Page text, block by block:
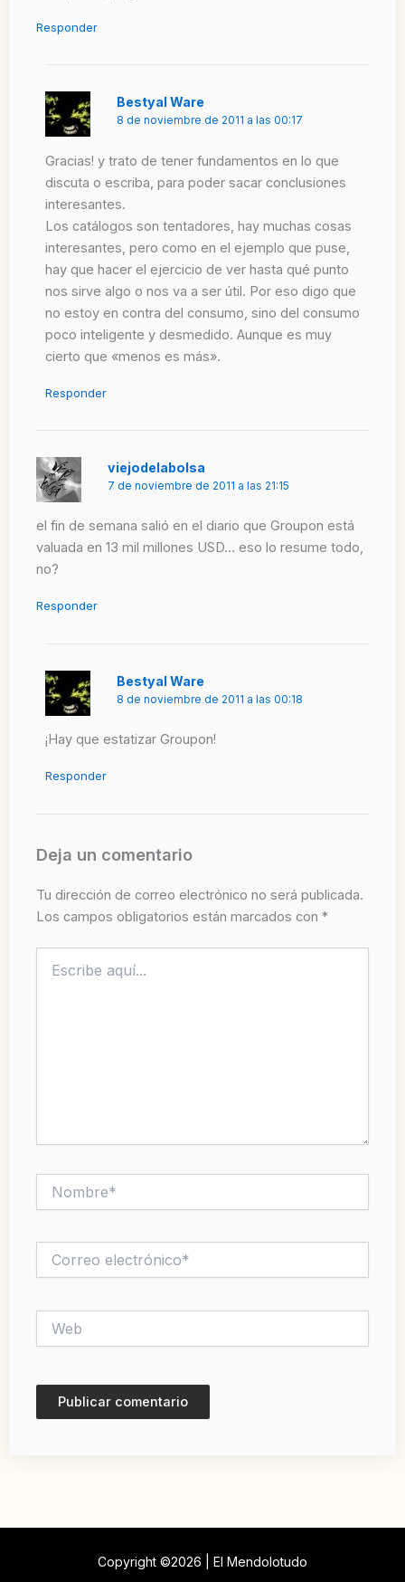
Responder
Bestyal Ware
8 de noviembre de 2011 a las 00:17
Gracias! y trato de tener fundamentos en lo que
discuta o escriba, para poder sacar conclusiones
interesantes.
Los catálogos son tentadores, hay muchas cosas
interesantes, pero como en el ejemplo que puse,
hay que hacer el ejercicio de ver hasta qué punto
nos sirve algo o nos va a ser útil. Por eso digo que
no estoy en contra del consumo, sino del consumo
poco inteligente y desmedido. Aunque es muy
cierto que «menos es más».
Responder
viejodelabolsa
7 de noviembre de 2011 a las 21:15
el fin de semana salió en el diario que Groupon está
valuada en 13 mil millones USD… eso lo resume todo,
no?
Responder
Bestyal Ware
8 de noviembre de 2011 a las 00:18
¡Hay que estatizar Groupon!
Responder
Deja un comentario
Tu dirección de correo electrónico no será publicada.
Los campos obligatorios están marcados con *
aquí...
electrónico*
Copyright ©2026 | El Mendolotudo